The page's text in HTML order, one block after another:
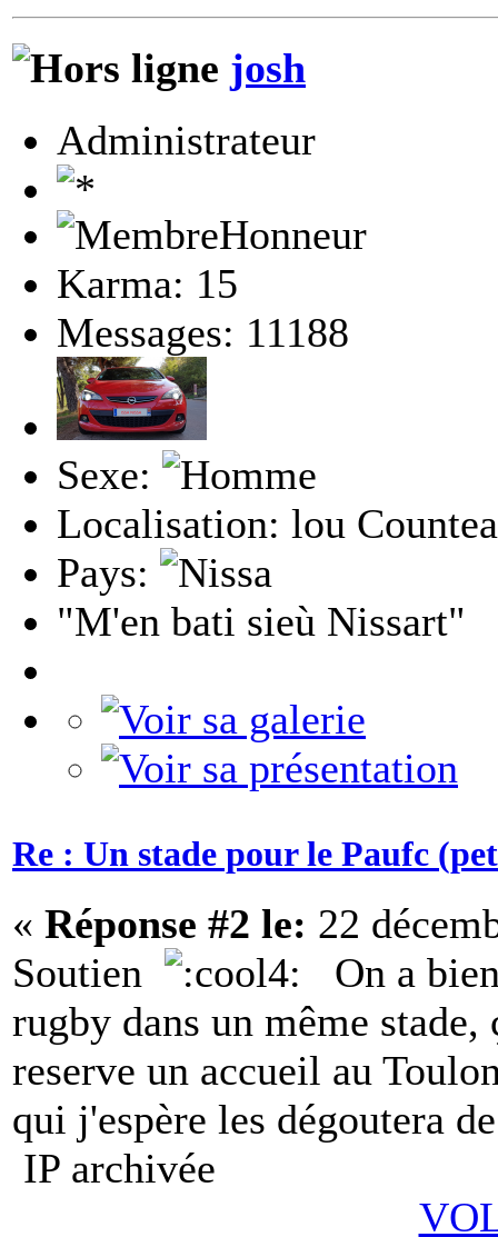
josh
Administrateur
Karma: 15
Messages: 11188
Sexe:
Localisation: lou Countea
Pays:
"M'en bati sieù Nissart"
Re : Un stade pour le Paufc
« Réponse #2 le: 22
Soutien
On a
rugby dans un même
reserve un accueil au
qui j'espère les dégoutera
IP archivée